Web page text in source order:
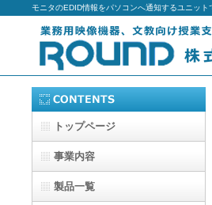
モニタのEDID情報をパソコンへ通知するユニット
トップページ
事業内容
製品一覧